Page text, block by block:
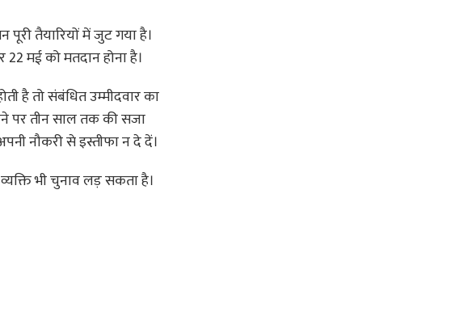
पूरी तैयारियों में जुट गया है।
मई को मतदान होना है।
है तो संबंधित उम्मीदवार का
पर तीन साल तक की सजा
नौकरी से इस्तीफा न दे दें।
भी चुनाव लड़ सकता है।